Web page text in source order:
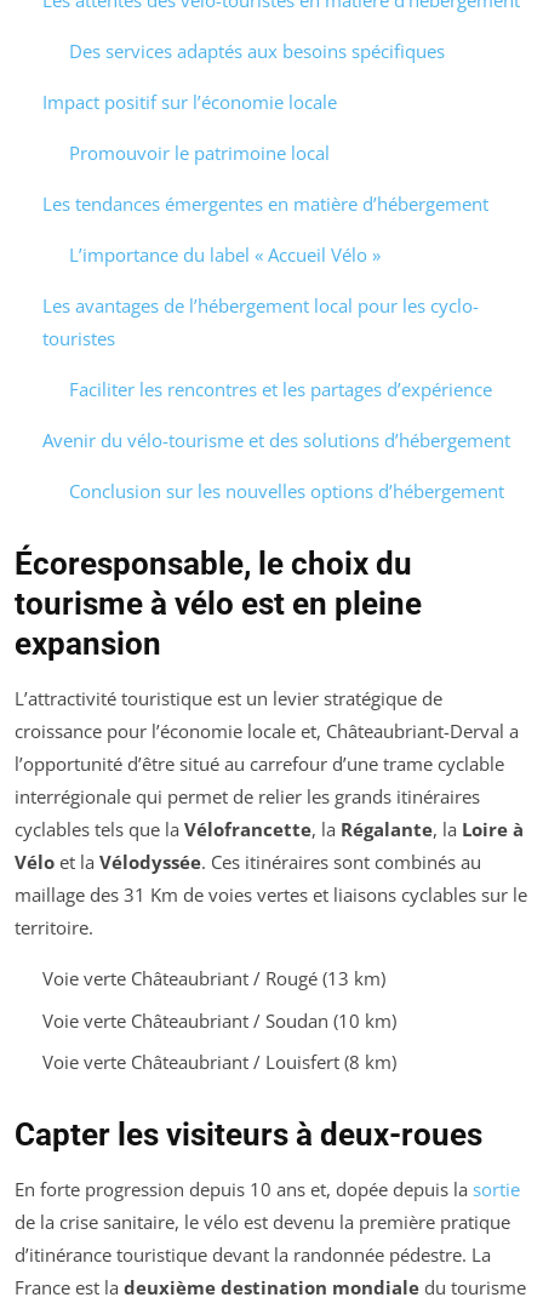
Des services adaptés aux besoins spécifiques
Impact positif sur l’économie locale
Promouvoir le patrimoine local
Les tendances émergentes en matière d’hébergement
L’importance du label « Accueil Vélo »
Les avantages de l’hébergement local pour les cyclo-
touristes
Faciliter les rencontres et les partages d’expérience
Avenir du vélo-tourisme et des solutions d’hébergement
Conclusion sur les nouvelles options d’hébergement
Écoresponsable, le choix du
tourisme à vélo est en pleine
expansion
L’attractivité touristique est un levier stratégique de
croissance pour l’économie locale et, Châteaubriant-Derval a
l’opportunité d’être situé au carrefour d’une trame cyclable
interrégionale qui permet de relier les grands itinéraires
cyclables tels que la Vélofrancette, la Régalante, la Loire à
Vélo et la Vélodyssée. Ces itinéraires sont combinés au
maillage des 31 Km de voies vertes et liaisons cyclables sur le
territoire.
Voie verte Châteaubriant / Rougé (13 km)
Voie verte Châteaubriant / Soudan (10 km)
Voie verte Châteaubriant / Louisfert (8 km)
Capter les visiteurs à deux-roues
En forte progression depuis 10 ans et, dopée depuis la sortie
de la crise sanitaire, le vélo est devenu la première pratique
d’itinérance touristique devant la randonnée pédestre. La
France est la deuxième destination mondiale du tourisme